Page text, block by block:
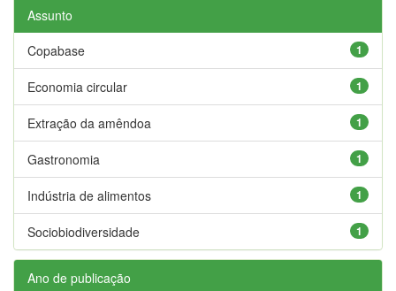
Assunto
1
Copabase
1
Economia circular
1
Extração da amêndoa
1
Gastronomia
1
Indústria de alimentos
1
Sociobiodiversidade
Ano de publicação